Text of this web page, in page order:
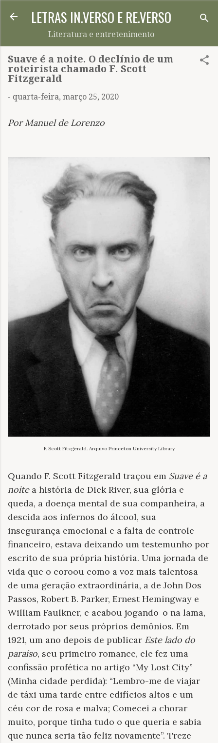
Pular para o conteúdo principal
LETRAS IN.VERSO E RE.VERSO
Literatura e entretenimento
Suave é a noite. O declínio de um
roteirista chamado F. Scott
Fitzgerald
- quarta-feira, março 25, 2020
Por Manuel de Lorenzo
F. Scott Fitzgerald. Arquivo Princeton University Library
Quando F. Scott Fitzgerald traçou em Suave é a
noitea história de Dick River, sua glória e
queda, a doença mental de sua companheira, a
descida aos infernos do álcool, sua
insegurança emocional e a falta de controle
financeiro, estava deixando um testemunho por
escrito de sua própria história. Uma jornada de
vida que o coroou como a voz mais talentosa
de uma geração extraordinária, a de John Dos
Passos, Robert B. Parker, Ernest Hemingway e
William Faulkner, e acabou jogando-o na lama,
derrotado por seus próprios demônios. Em
1921, um ano depois de publicar Este lado do
paraíso, seu primeiro romance, ele fez uma
confissão profética no artigo “My Lost City”
(Minha cidade perdida): “Lembro-me de viajar
de táxi uma tarde entre edifícios altos e um
céu cor de rosa e malva; Comecei a chorar
muito, porque tinha tudo o que queria e sabia
que nunca seria tão feliz novamente”. Treze